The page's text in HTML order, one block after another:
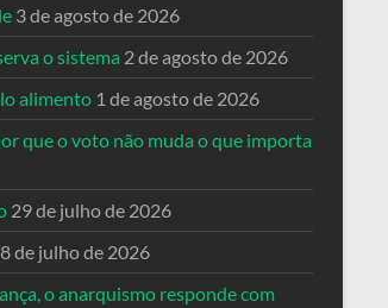
3 de agosto de 2026
o sistema 2 de agosto de 2026
alimento 1 de agosto de 2026
que o voto não muda o que importa
29 de julho de 2026
de julho de 2026
o anarquismo responde com